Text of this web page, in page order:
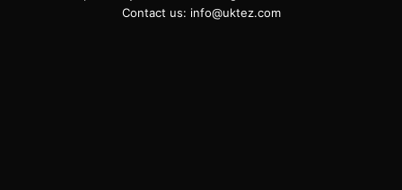
Contact us: info@uktez.com